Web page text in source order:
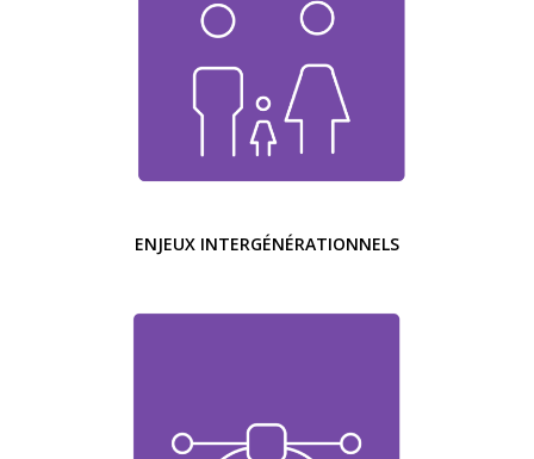
ENJEUX INTERGÉNÉRATIONNELS